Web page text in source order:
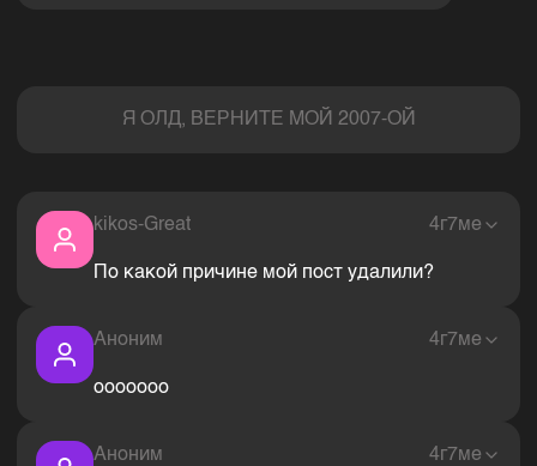
Я ОЛД, ВЕРНИТЕ МОЙ 2007-ОЙ
kikos-Great 4г7ме
По какой причине мой пост удалили?
Аноним 4г7ме
ооооооо
Аноним 4г7ме